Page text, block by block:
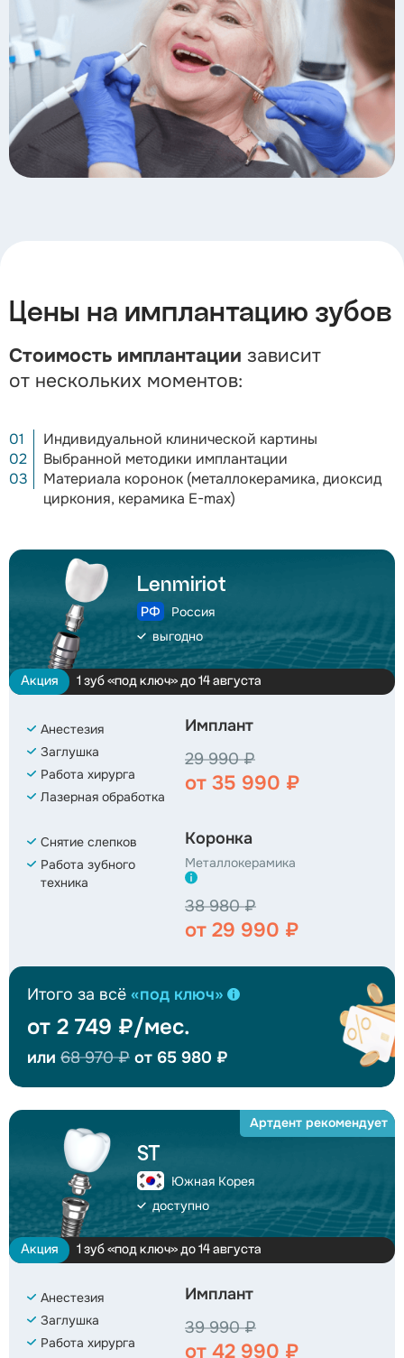
Цены на имплантацию зубов
Стоимость имплантации зависит
от нескольких моментов:
Индивидуальной клинической картины
Выбранной методики имплантации
Материала коронок (металлокерамика, диоксид
циркония, керамика E-max)
Lenmiriot
Россия
выгодно
Акция 1 зуб «под ключ» до 14 августа
Анестезия
Заглушка
Работа хирурга
Лазерная обработка
Имплант
29 990 ₽
от 35 990 ₽
Снятие слепков
Работа зубного
техника
Коронка
Металлокерамика
38 980 ₽
от 29 990 ₽
Итого за всё «под ключ»
от 2 749 ₽/мес.
или 68 970 ₽ от 65 980 ₽
Артдент рекомендует
ST
Южная Корея
доступно
Акция 1 зуб «под ключ» до 14 августа
Анестезия
Заглушка
Работа хирурга
Имплант
39 990 ₽
от 42 990 ₽